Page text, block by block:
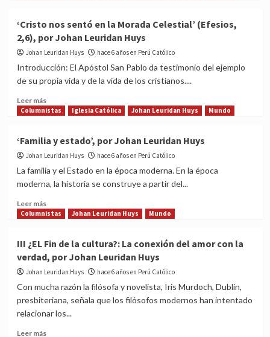
por
Johan
Leuridan
Huys
por
Johan
Leuridan
Huys
‘Cristo nos sentó en la Morada Celestial’ (Efesios,
2,6), por Johan Leuridan Huys
Johan Leuridan Huys hace 6 años en Perú Católico
Introducción: El Apóstol San Pablo da testimonio del ejemplo
de su propia vida y de la vida de los cristianos....
Leer másRead
more
nos
sentó
en
Morada
Celestial’
(Efesios,
Johan
Leuridan
Huys
Columnistas Iglesia Católica Johan Leuridan Huys Mundo
‘Familia y estado’, por Johan Leuridan Huys
Johan Leuridan Huys hace 6 años en Perú Católico
La familia y el Estado en la época moderna. En la época
moderna, la historia se construye a partir del...
Leer másRead
more
y
estado’,
por
Johan
Huys
Columnistas Johan Leuridan Huys Mundo
III ¿EL Fin de la cultura?: La conexión del amor con la
verdad, por Johan Leuridan Huys
Johan Leuridan Huys hace 6 años en Perú Católico
Con mucha razón la filósofa y novelista, Iris Murdoch, Dublin,
presbiteriana, señala que los filósofos modernos han intentado
relacionar los...
Leer másRead